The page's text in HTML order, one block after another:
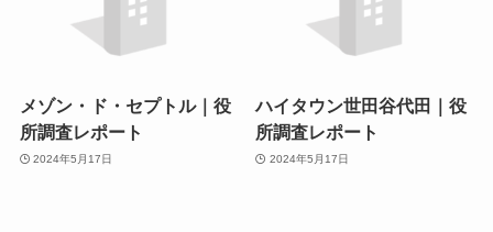
メゾン・ド・セプトル｜役
所調査レポート
2024年5月17日
ハイタウン世田谷代田｜役
所調査レポート
2024年5月17日